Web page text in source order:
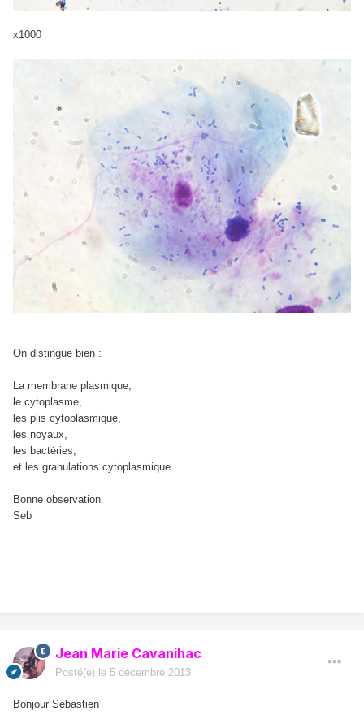
x1000
On distingue bien :
La membrane plasmique,
le cytoplasme,
les plis cytoplasmique,
les noyaux,
les bactéries,
et les granulations cytoplasmique.
Bonne observation.
Seb
Jean Marie Cavanihac
Posté(e) le 5 décembre 2013
Bonjour Sebastien